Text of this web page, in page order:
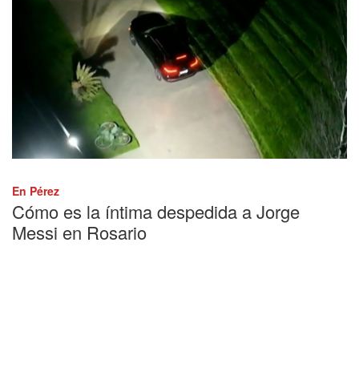
En Pérez
Cómo es la íntima despedida a Jorge
Messi en Rosario